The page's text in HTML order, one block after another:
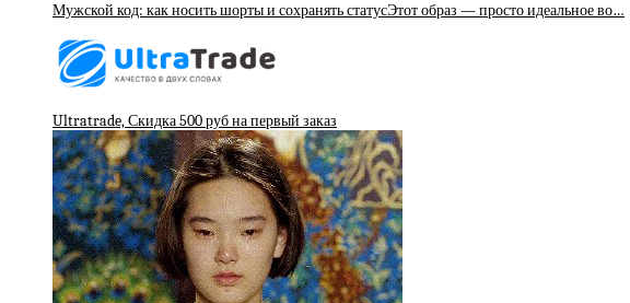
Мужской код: как носить шорты и сохранять статусЭтот образ — просто идеальное во…
Ultratrade, Скидка 500 руб на первый заказ